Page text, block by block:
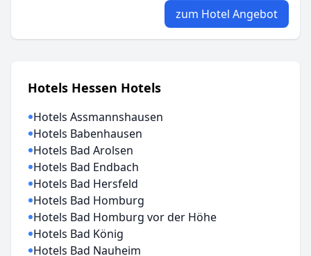
zum Hotel Angebot
Hotels Hessen Hotels
Hotels Assmannshausen
Hotels Babenhausen
Hotels Bad Arolsen
Hotels Bad Endbach
Hotels Bad Hersfeld
Hotels Bad Homburg
Hotels Bad Homburg vor der Höhe
Hotels Bad König
Hotels Bad Nauheim